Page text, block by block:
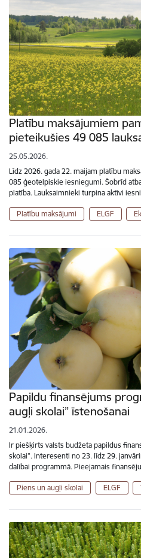
Platību maksājumiem
pieteikušies 49 085
25.05.2026.
Līdz 2026. gada 22. maijam platību
085 ģeotelpiskie iesniegumi. Šobrīd
platība. Lauksaimnieki turpina aktīvi
Platību maksājumi ELGF
Papildu finansējums
augļi skolai” īstenošanai
21.01.2026.
Ir piešķirts valsts budžeta papildus
skolai”. Interesenti no 23. līdz 29.
dalībai programmā. Pieejamais
Piens un augļi skolai ELGF